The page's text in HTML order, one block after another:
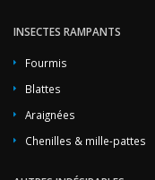
INSECTES RAMPANTS
Fourmis
Blattes
Araignées
Chenilles & mille-pattes